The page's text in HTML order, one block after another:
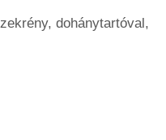
dohánytartóval,